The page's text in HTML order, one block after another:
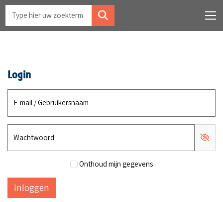
Login
E-mail / Gebruikersnaam
Wachtwoord
Onthoud mijn gegevens